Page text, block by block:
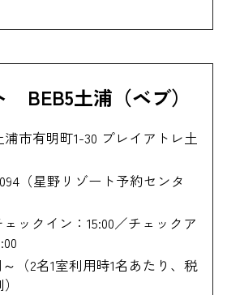
BEB5土浦（ベブ）
市有明町1-30 プレイアトレ土
（星野リゾート予約センタ
ェックイン：15:00／チェックア
～（2名1室利用時1名あたり、税